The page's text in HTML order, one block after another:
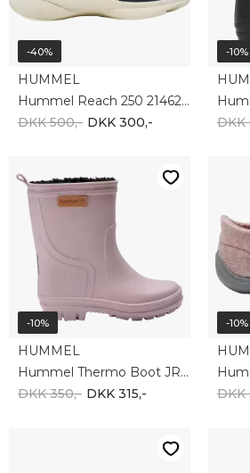
-40%
HUMMEL
Hummel Reach 250 214628-1017
DKK 500,- DKK 300,-
-10%
DKK
-10%
HUMMEL
Hummel Thermo Boot JR 206869-3691
DKK 350,- DKK 315,-
-10%
DKK